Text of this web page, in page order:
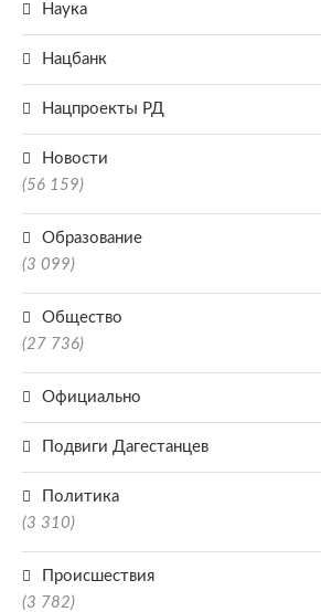
Наука
Нацбанк
Нацпроекты РД
Новости
(56 159)
Образование
(3 099)
Общество
(27 736)
Официально
Подвиги Дагестанцев
Политика
(3 310)
Происшествия
(3 782)